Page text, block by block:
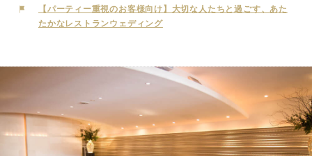
【パーティー重視のお客様向け】大切な人たちと過ごす、あた
たかなレストランウェディング